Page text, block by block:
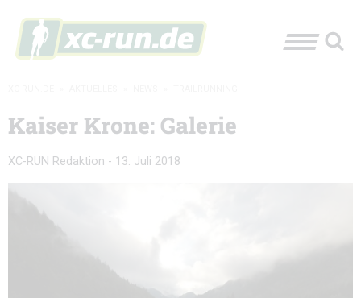
Kaiser Krone: Galerie
XC-RUN Redaktion - 13. Juli 2018